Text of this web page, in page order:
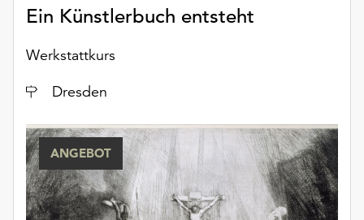
Ein Künstlerbuch entsteht
Werkstattkurs
Ort
Dresden
ANGEBOT